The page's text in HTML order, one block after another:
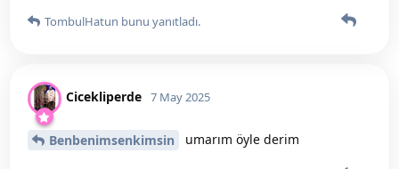
TombulHatun bunu yanıtladı.
Cicekliperde 7 May 2025
Benbenimsenkimsin umarım öyle derim